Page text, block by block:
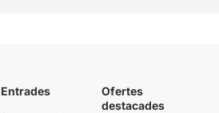
Entrades
Ofertes
destacades